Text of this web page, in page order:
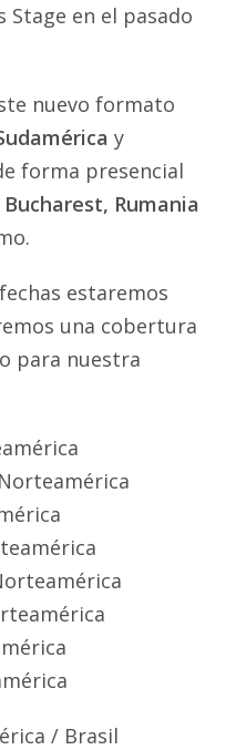
Stage en el pasado
nuevo formato
y
forma presencial
Bucharest, Rumania
estaremos
una cobertura
para nuestra
/ Brasil